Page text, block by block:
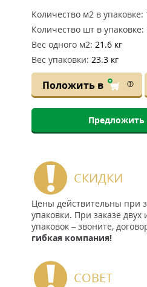
Количество м2 в упаковке:
Количество шт в упаковке:
Вес одного м2: 21.6 кг
Вес упаковки: 23.3 кг
Положить в
Предложить
СКИДКИ
Цены действительны при
упаковки. При заказе двух
упаковок – звоните,
гибкая компания!
СОВЕТ